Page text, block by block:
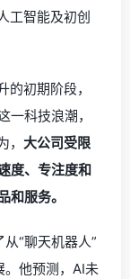
工智能及初创
初期阶段，
一科技浪潮，
大公司受限
度、专注度和
和服务。
“聊天机器人”
。他预测，AI未